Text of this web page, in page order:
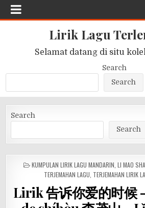
Lirik Lagu
Selamat datang di situ
Search
Search
Search
Search
POSTED
KUMPULAN LIRIK LAGU MANDARIN LI MAO
TERJEMAHAN LAGU TERJEMAHAN LIRIK
Lirik 告诉你爱的时候